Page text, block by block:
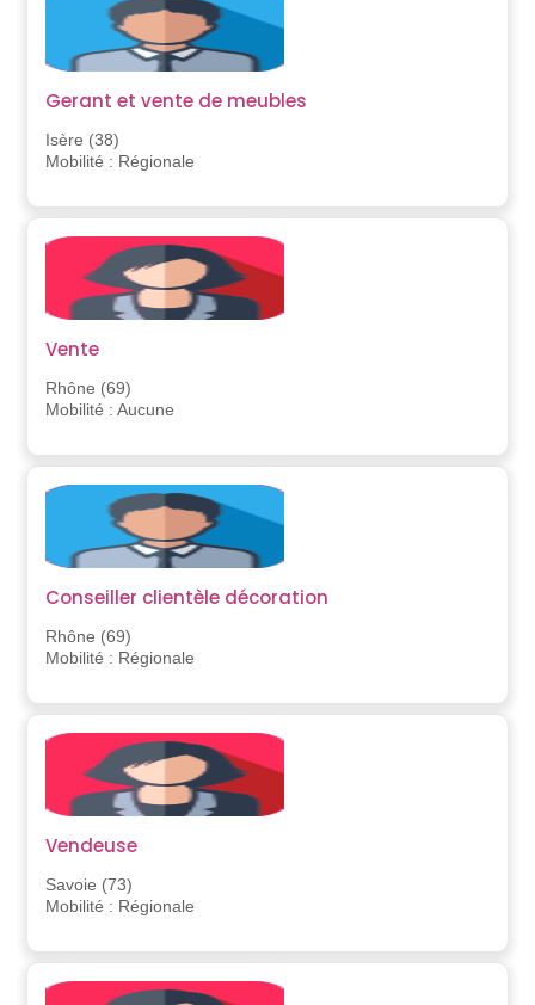
Gerant et vente de meubles
Isère (38)
Mobilité : Régionale
Vente
Rhône (69)
Mobilité : Aucune
Conseiller clientèle décoration
Rhône (69)
Mobilité : Régionale
Vendeuse
Savoie (73)
Mobilité : Régionale